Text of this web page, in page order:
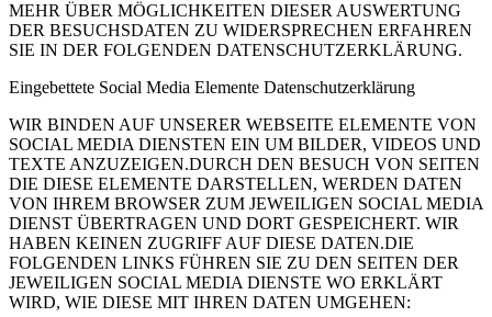
MEHR ÜBER MÖGLICHKEITEN DIESER AUSWERTUNG
DER BESUCHSDATEN ZU WIDERSPRECHEN ERFAHREN
SIE IN DER FOLGENDEN DATENSCHUTZERKLÄRUNG.
Eingebettete Social Media Elemente Datenschutzerklärung
WIR BINDEN AUF UNSERER WEBSEITE ELEMENTE VON
SOCIAL MEDIA DIENSTEN EIN UM BILDER, VIDEOS UND
TEXTE ANZUZEIGEN.DURCH DEN BESUCH VON SEITEN
DIE DIESE ELEMENTE DARSTELLEN, WERDEN DATEN
VON IHREM BROWSER ZUM JEWEILIGEN SOCIAL MEDIA
DIENST ÜBERTRAGEN UND DORT GESPEICHERT. WIR
HABEN KEINEN ZUGRIFF AUF DIESE DATEN.DIE
FOLGENDEN LINKS FÜHREN SIE ZU DEN SEITEN DER
JEWEILIGEN SOCIAL MEDIA DIENSTE WO ERKLÄRT
WIRD, WIE DIESE MIT IHREN DATEN UMGEHEN: